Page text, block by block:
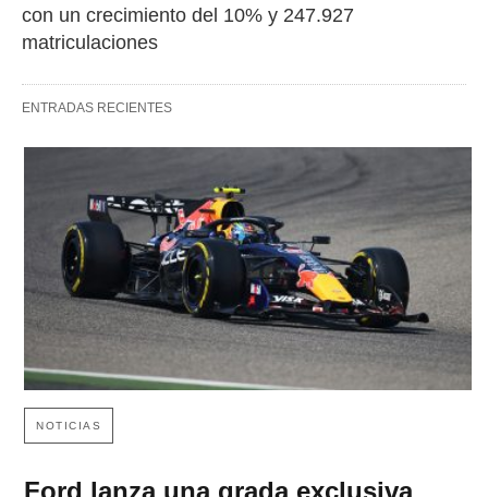
con un crecimiento del 10% y 247.927
matriculaciones
ENTRADAS RECIENTES
NOTICIAS
Ford lanza una grada exclusiva